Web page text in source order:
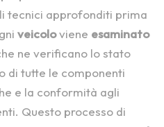
tecnici approfonditi prima
veicoloviene esaminato
ne verificano lo stato
di tutte le componenti
e la conformità agli
Questo processo di